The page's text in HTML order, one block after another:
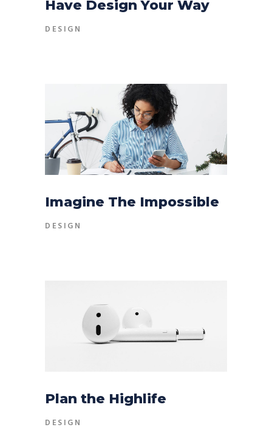
Have Design Your Way
DESIGN
Imagine The Impossible
DESIGN
Plan the Highlife
DESIGN